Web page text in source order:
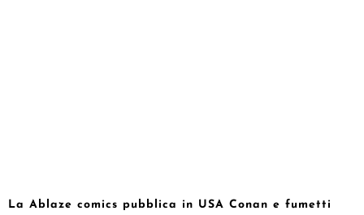
La Ablaze comics pubblica in USA Conan e fumetti